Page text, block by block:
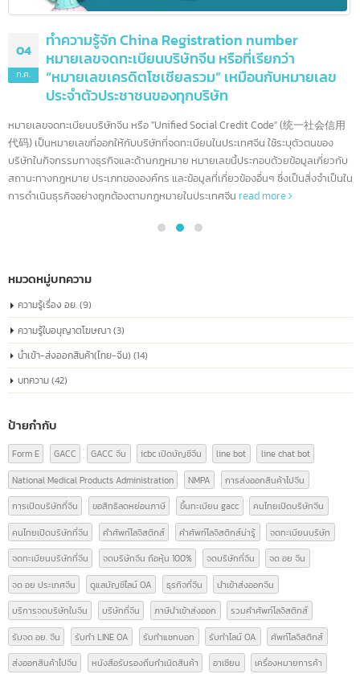
04 ทำความรู้จัก China Registration number
หมายเลขจดทะเบียนบริษัทจีน หรือที่เรียกว่า
ประจำตัวประชาชนของทุกบริษัท
代码) เป็นหมายเลขที่ออกให้กับบริษัทที่จดทะเบียนในประเทศจีน ใช้ระบุตัวตนของ
บริษัทในกิจกรรมทางธุรกิจและด้านกฎหมาย หมายเลขนี้ประกอบด้วยข้อมูลเกี่ยว
สถานะทางกฎหมาย ประเภทขององค์กร และข้อมูลที่เกี่ยวข้องอื่นๆ ซึ่งเป็นสิ่งจำเป็
การดำเนินธุรกิจอย่างถูกต้องตามกฎหมายในประเทศจีนread more
หมวดหมู่บทความ
ความรู้เรื่อง อย.
(9)
ความรู้ใบอนุญาตโฆษณา(3)
นำเข้า-ส่งออกสินค้า(ไทย-จีน)(14)
บทความ(42)
ป้ายกำกับ
Form E GACC GACC จีน icbc เปิดบัญชีจีน line bot line chat bot
National Medical Products Administration NMPA การส่งออกสินค้าไปจีน
การเปิดบริษัทที่จีน ขอสิทธิลดหย่อนภาษี ขึ้นทะเบียน gacc
คนไทยเปิดบริษัทจีน